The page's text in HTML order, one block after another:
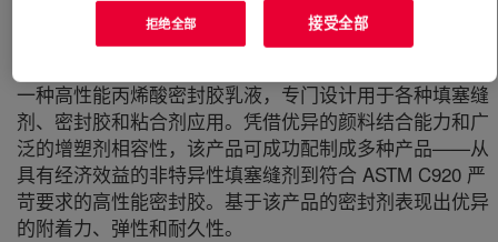
一种高性能丙烯酸密封胶乳液，专门设计用于各种填塞缝
剂、密封胶和粘合剂应用。凭借优异的颜料结合能力和广
泛的增塑剂相容性，该产品可成功配制成多种产品——从
具有经济效益的非特异性填塞缝剂到符合 ASTM C920 严
苛要求的高性能密封胶。基于该产品的密封剂表现出优异
的附着力、弹性和耐久性。
拒绝全部 接受全部